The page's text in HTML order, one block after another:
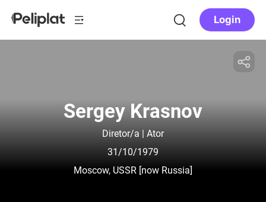
Login
Sergey Krasnov
Diretor/a | Ator
31/10/1979
Moscow, USSR [now Russia]